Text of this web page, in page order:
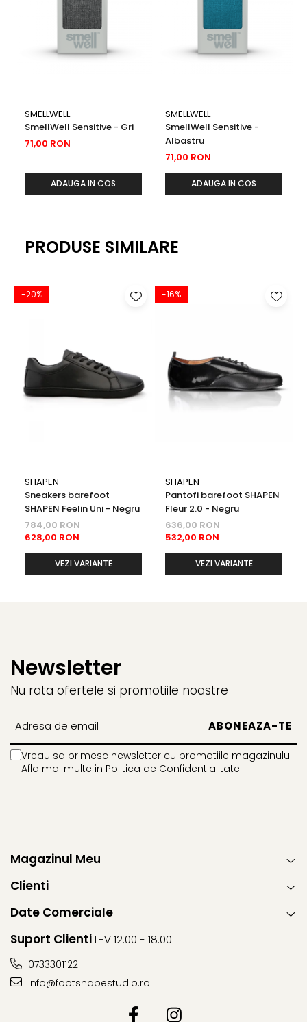
SMELLWELL
SmellWell Sensitive - Gri
71,00 RON
ADAUGA IN COS
SMELLWELL
SmellWell Sensitive -
Albastru
71,00 RON
ADAUGA IN COS
PRODUSE SIMILARE
-20%
SHAPEN
Sneakers barefoot
SHAPEN Feelin Uni - Negru
784,00 RON
628,00 RON
VEZI VARIANTE
-16%
SHAPEN
Pantofi barefoot SHAPEN
Fleur 2.0 - Negru
636,00 RON
532,00 RON
VEZI VARIANTE
Newsletter
Nu rata ofertele si promotiile noastre
Vreau sa primesc newsletter cu promotiile magazinului.
Afla mai multe in Politica de Confidentialitate
Magazinul Meu
Clienti
Date Comerciale
Suport ClientiL-V 12:00 - 18:00
0733301122
info@footshapestudio.ro